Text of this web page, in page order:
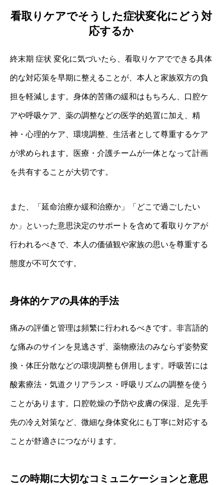
看取りケアでそうした症状変化にどう対
応するか
終末期 症状 変化に気づいたら、看取りケアでできる具体
的な対応策を早期に整えることが、本人と家族双方の負
担を軽減します。身体的苦痛の緩和はもちろん、口腔ケ
アや呼吸ケア、薬の調整などの医学的処置に加え、精
神・心理的ケア、環境調整、生活者として尊重するケア
が求められます。医療・介護チームが一体となって計画
を共有することが大切です。
また、「延命治療か緩和治療か」「どこで過ごしたい
か」といった意思決定のサポートを含めて看取りケアが
行われるべきで、本人の価値観や家族の思いを尊重する
態度が不可欠です。
身体的ケアの具体的手法
痛みの評価と管理は頻繁に行われるべきです。非言語的
な痛みのサインを見逃さず、薬物療法のみならず姿勢変
換・体圧分散などの環境調整も併用します。呼吸苦には
酸素療法・気道クリアランス・呼吸リズムの調整を使う
ことがあります。口腔乾燥の予防や皮膚の保湿、足先手
先の冷え対策など、微細な身体変化にも丁寧に対応する
ことが舒適さにつながります。
この時期に大切なコミュニケーションと意思